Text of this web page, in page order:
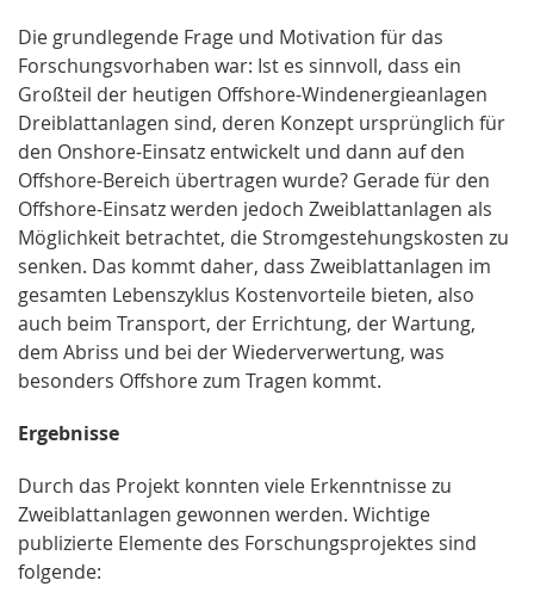
Die grundlegende Frage und Motivation für das
Forschungsvorhaben war: Ist es sinnvoll, dass ein
Großteil der heutigen Offshore-Windenergieanlagen
Dreiblattanlagen sind, deren Konzept ursprünglich für
den Onshore-Einsatz entwickelt und dann auf den
Offshore-Bereich übertragen wurde? Gerade für den
Offshore-Einsatz werden jedoch Zweiblattanlagen als
Möglichkeit betrachtet, die Stromgestehungskosten zu
senken. Das kommt daher, dass Zweiblattanlagen im
gesamten Lebenszyklus Kostenvorteile bieten, also
auch beim Transport, der Errichtung, der Wartung,
dem Abriss und bei der Wiederverwertung, was
besonders Offshore zum Tragen kommt.
Ergebnisse
Durch das Projekt konnten viele Erkenntnisse zu
Zweiblattanlagen gewonnen werden. Wichtige
publizierte Elemente des Forschungsprojektes sind
folgende: